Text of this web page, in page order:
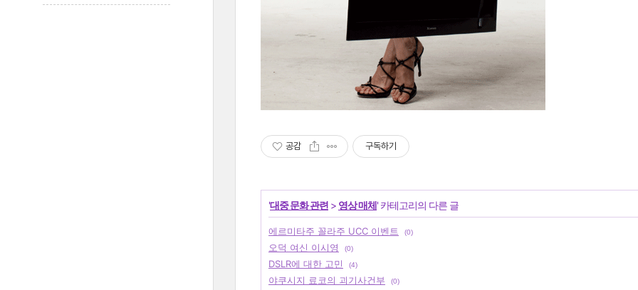
공감 구독하기
'대중 문화 관련 > 영상 매체' 카테고리의 다른 글
에르미타주 꼴라주 UCC 이벤트 (0)
오덕 여신 이시영
(0)
DSLR에 대한 고민
(4)
야쿠시지 료코의 괴기사건부
(0)